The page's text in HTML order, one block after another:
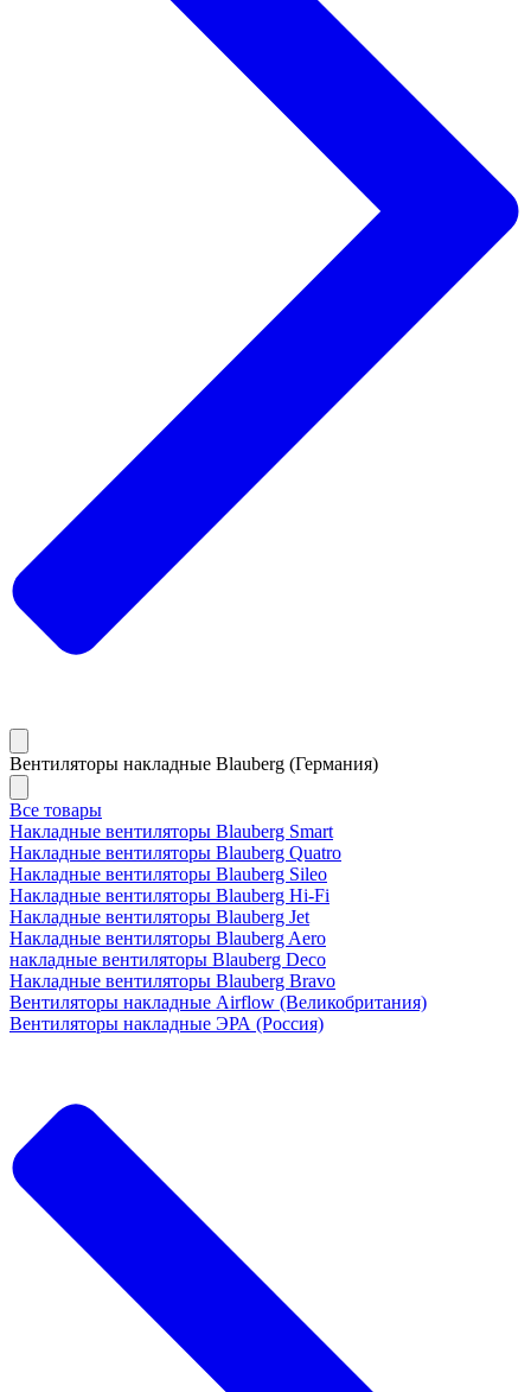
Вентиляторы накладные Blauberg (Германия)
Все товары
Накладные вентиляторы Blauberg Smart
Накладные вентиляторы Blauberg Quatro
Накладные вентиляторы Blauberg Sileo
Накладные вентиляторы Blauberg Hi-Fi
Накладные вентиляторы Blauberg Jet
Накладные вентиляторы Blauberg Aero
накладные вентиляторы Blauberg Deco
Накладные вентиляторы Blauberg Bravo
Вентиляторы накладные Airflow (Великобритания)
Вентиляторы накладные ЭРА (Россия)